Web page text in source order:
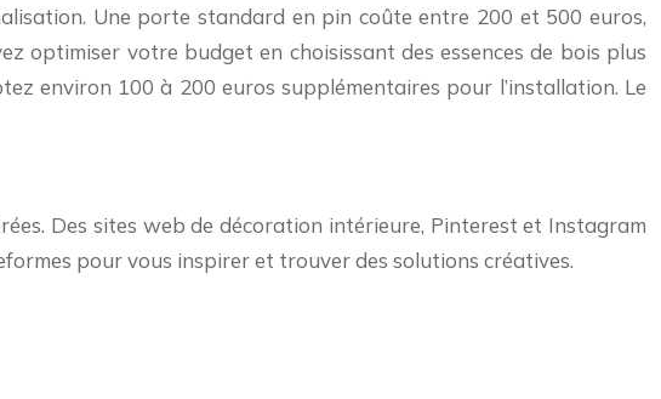
Une porte standard en pin coûte entre 200 et 500 euros,
optimiser votre budget en choisissant des essences de bois plus
environ 100 à 200 euros supplémentaires pour l’installation. Le
Des sites web de décoration intérieure, Pinterest et Instagram
pour vous inspirer et trouver des solutions créatives.